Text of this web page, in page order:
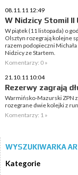
08.11.11 12:49
W Nidzicy Stomil II
W piątek (11 listopada) o
Olsztyn rozegrają kolejne
razem podopieczni
Nidzicy ze Startem.
Komentarzy: 0 »
21.10.11 10:04
Rezerwy zagrają
Warmińsko-Mazurski ZPN
rozegrane dwie kolejki z
Komentarzy: 1 »
WYSZUKIWARKA
Kategorie